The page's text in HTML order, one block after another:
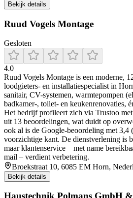
Bekijk details
Ruud Vogels Montage
Gesloten
4.0
Ruud Vogels Montage is een moderne,
loodgieters- en installatiespecialist in
sanitair, CV-systemen, warmtepompen
badkamer-, toilet- en keukenrenovaties,
Het bedrijf profileert zich via Trustoo met
uit 13 beoordelingen, wat duidt op
ook al is de Google-beoordeling met 3,4
voorzichtige kant. De dienstverlening is
maar klantenservice – met name
mail – verdient verbetering.
Broekstraat 10, 6085 EM Horn,
Bekijk details